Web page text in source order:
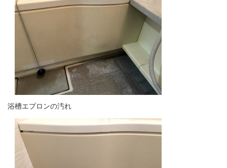
浴槽エプロンの汚れ